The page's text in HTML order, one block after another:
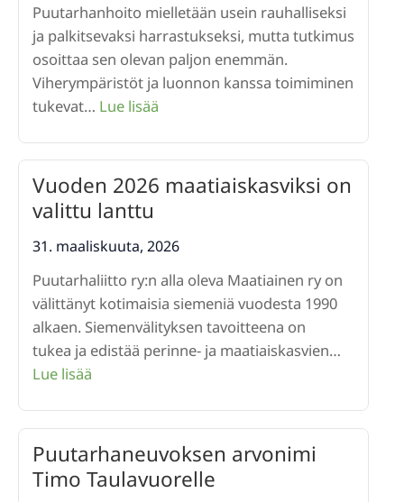
Puutarhanhoito mielletään usein rauhalliseksi
ja palkitsevaksi harrastukseksi, mutta tutkimus
osoittaa sen olevan paljon enemmän.
Viherympäristöt ja luonnon kanssa toimiminen
tukevat… Lue lisää
ja
–
hyvinvointivaikutukset
perustuvat
tutkimukseen
Vuoden 2026 maatiaiskasviksi on
valittu lanttu
31. maaliskuuta, 2026
Puutarhaliitto ry:n alla oleva Maatiainen ry on
välittänyt kotimaisia siemeniä vuodesta 1990
alkaen. Siemenvälityksen tavoitteena on
tukea ja edistää perinne- ja maatiaiskasvien…
Lue lisää
maatiaiskasviksi
on
valittu
Puutarhaneuvoksen arvonimi
Timo Taulavuorelle